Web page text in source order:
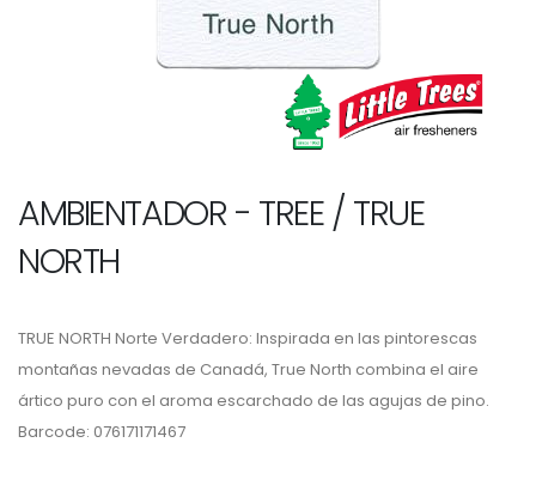
AMBIENTADOR - TREE / TRUE
NORTH
TRUE NORTH Norte Verdadero: Inspirada en las pintorescas
montañas nevadas de Canadá, True North combina el aire
ártico puro con el aroma escarchado de las agujas de pino.
Barcode: 076171171467